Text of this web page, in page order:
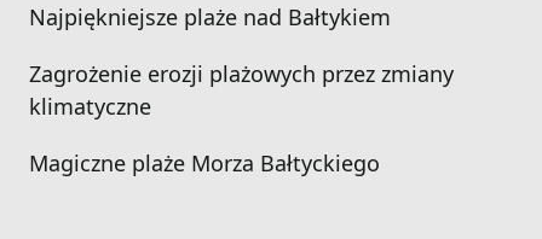
Najpiękniejsze plaże nad Bałtykiem
Zagrożenie erozji plażowych przez zmiany
klimatyczne
Magiczne plaże Morza Bałtyckiego